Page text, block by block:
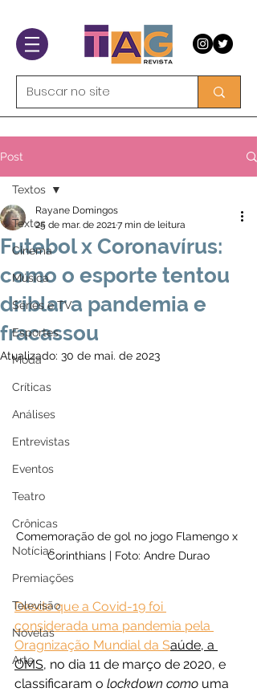
Post
Textos
Cinema
Música
Séries e TV
Esportes
Moda
Críticas
Análises
Entrevistas
Eventos
Teatro
Crônicas
Notícias
Premiações
Televisão
Novelas
Arte
Textos
Futebol x Coronavírus:
como o esporte tentou
driblar a pandemia e
fracassou
Rayane Domingos
25 de mar. de 20217 min de leitura
Atualizado: 30 de mai. de 2023
Comemoração de gol no jogo Flamengo x
Corinthians | Foto: Andre Durao
Desde que a Covid-19 foi
considerada uma pandemia pela
Oragnização Mundial da Saúde, a
OMS, no dia 11 de março de 2020, e
classificaram o lockdown como uma